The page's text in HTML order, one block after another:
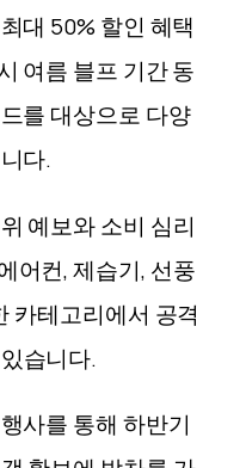
대 50% 할인 혜택
여름 블프 기간 동
를 대상으로 다양
다.
예보와 소비 심리
어컨, 제습기, 선풍
카테고리에서 공격
습니다.
사를 통해 하반기